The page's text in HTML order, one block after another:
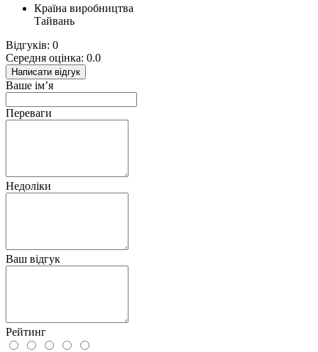
Країна виробництва
Тайвань
Відгуків: 0
Середня оцінка: 0.0
Написати відгук
Ваше ім’я
Переваги
Недоліки
Ваш відгук
Рейтинг